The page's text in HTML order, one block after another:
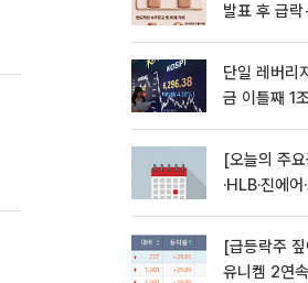
발표 후 급
단일 레버리
금 이틀째 1
[오늘의 주
·HLB·진에
[급등락주
유니켐 2연